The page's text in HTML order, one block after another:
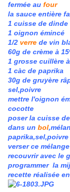
fermée au four
la sauce entière
1 cuisse de dinde
1 oignon émincé
1/2 verre de vin
60g de crème à
1 grosse cuillère
1 càc de paprika
30g de gruyère
sel,poivre
mettre l'oignon
cocotte
poser la cuisse
dans un bol
paprika,sel,poivre
verser ce
recouvrir avec le
programmer la
recette réalisée